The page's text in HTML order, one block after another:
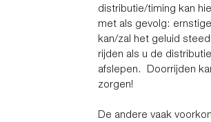
distributie/timing kan
met als gevolg:
kan/zal het geluid
rijden als u de
afslepen. Doorrijden
zorgen!
De andere vaak